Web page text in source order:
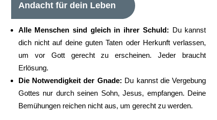
Andacht für dein Leben
Alle Menschen sind gleich in ihrer Schuld: Du kannst
dich nicht auf deine guten Taten oder Herkunft verlassen,
um vor Gott gerecht zu erscheinen. Jeder braucht
Erlösung.
Die Notwendigkeit der Gnade: Du kannst die Vergebung
Gottes nur durch seinen Sohn, Jesus, empfangen. Deine
Bemühungen reichen nicht aus, um gerecht zu werden.